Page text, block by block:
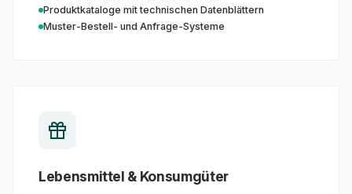
Produktkataloge mit technischen Datenblättern
Muster-Bestell- und Anfrage-Systeme
Lebensmittel & Konsumgüter